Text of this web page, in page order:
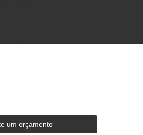
Ensaio de Bandas
um orçamento